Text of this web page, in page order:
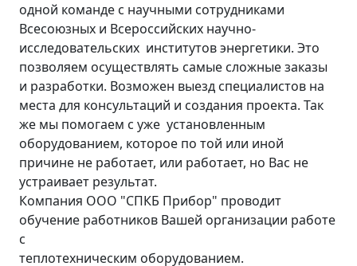
одной команде с научными сотрудниками
Всесоюзных и Всероссийских научно-
исследовательских институтов энергетики. Это
позволяем осуществлять самые сложные заказы
и разработки. Возможен выезд специалистов на
места для консультаций и создания проекта. Так
же мы помогаем с уже установленным
оборудованием, которое по той или иной
причине не работает, или работает, но Вас не
устраивает результат.
Компания ООО "СПКБ Прибор" проводит
обучение работников Вашей организации работе
с
теплотехническим оборудованием.